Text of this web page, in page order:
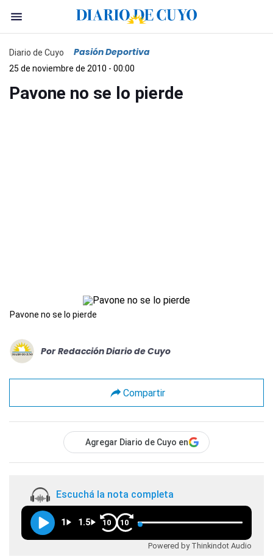
Diario de Cuyo Pasión Deportiva
25 de noviembre de 2010 - 00:00
Pavone no se lo pierde
Pavone no se lo pierde
Por Redacción Diario de Cuyo
Compartir
Agregar Diario de Cuyo en
Escuchá la nota completa
1 1.5 10 10
Powered by Thinkindot Audio